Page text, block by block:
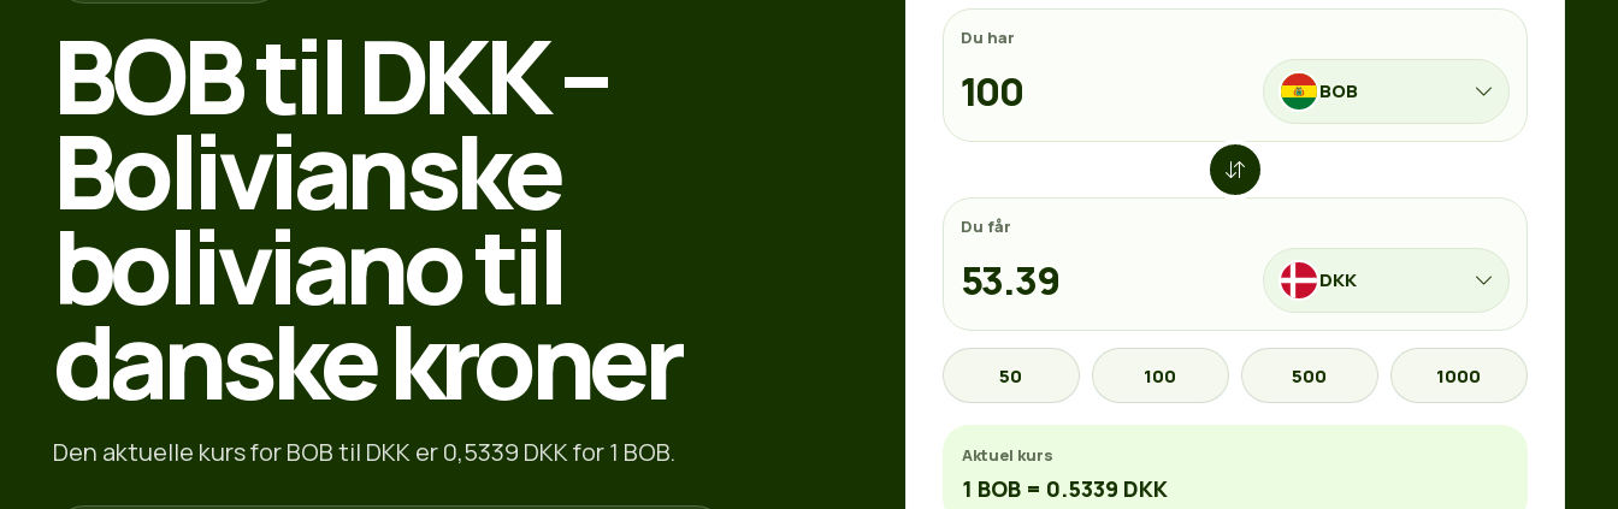
BOB til DKK –
Bolivianske
boliviano til
danske kroner
Den aktuelle kurs for BOB til DKK er 0,5339 DKK for 1 BOB.
Du har
BOB
Du får
DKK
50 100 500 1000
Aktuel kurs
1 BOB = 0.5339 DKK